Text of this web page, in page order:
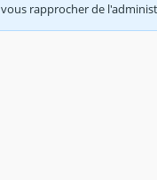
rapprocher de